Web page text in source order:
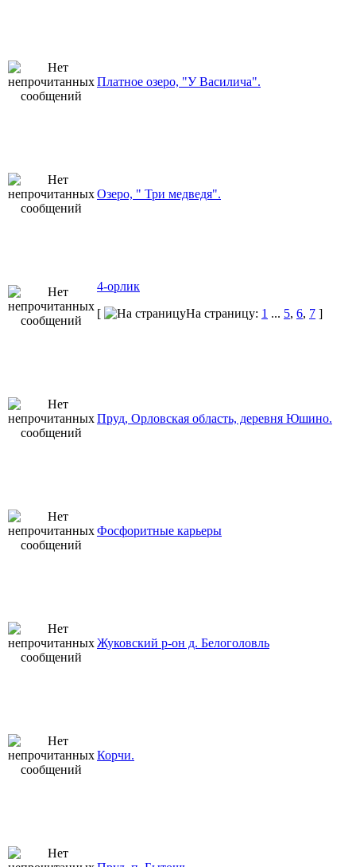
Платное озеро, "У Василича".
Озеро, " Три медведя".
4-орлик
[
На страницу: 1 ... 5, 6, 7 ]
Пруд, Орловская область, деревня Юшино.
Фосфоритные карьеры
Жуковский р-он д. Белоголовль
Корчи.